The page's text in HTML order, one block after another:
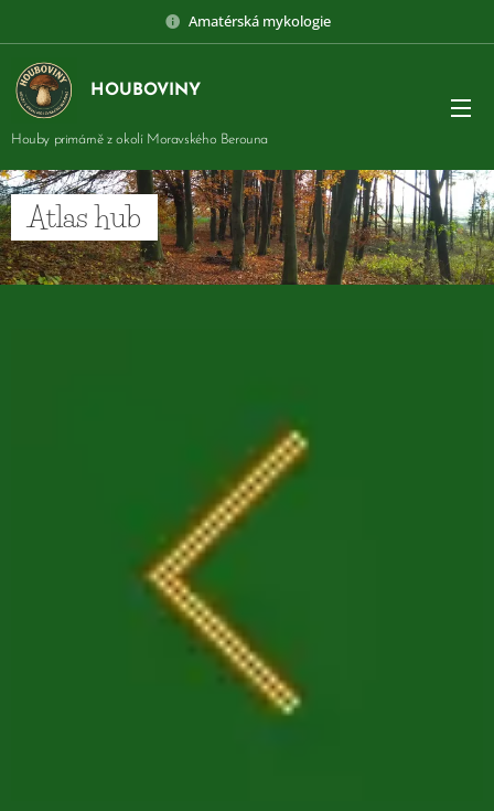
Amatérská mykologie
HOUBOVINY
Houby primárně z okolí Moravského Berouna
Atlas hub